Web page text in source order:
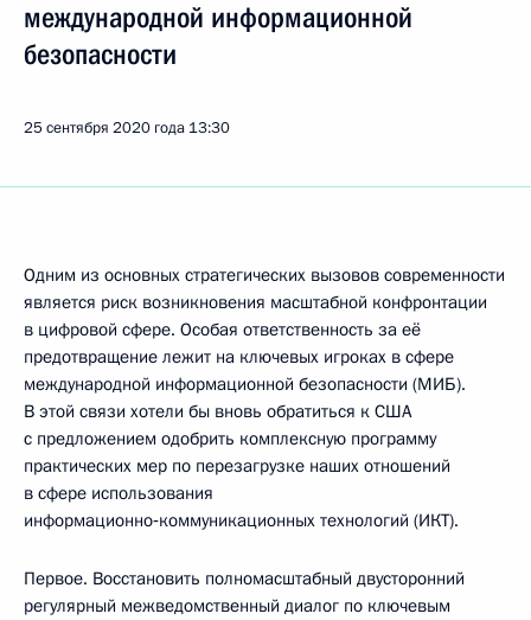
международной информационной
безопасности
25 сентября 2020 года 13:30
Одним из основных стратегических вызовов современности
является риск возникновения масштабной конфронтации
в цифровой сфере. Особая ответственность за её
предотвращение лежит на ключевых игроках в сфере
международной информационной безопасности (МИБ).
В этой связи хотели бы вновь обратиться к США
с предложением одобрить комплексную программу
практических мер по перезагрузке наших отношений
в сфере использования
информационно‑коммуникационных технологий (ИКТ).
Первое. Восстановить полномасштабный двусторонний
регулярный межведомственный диалог по ключевым